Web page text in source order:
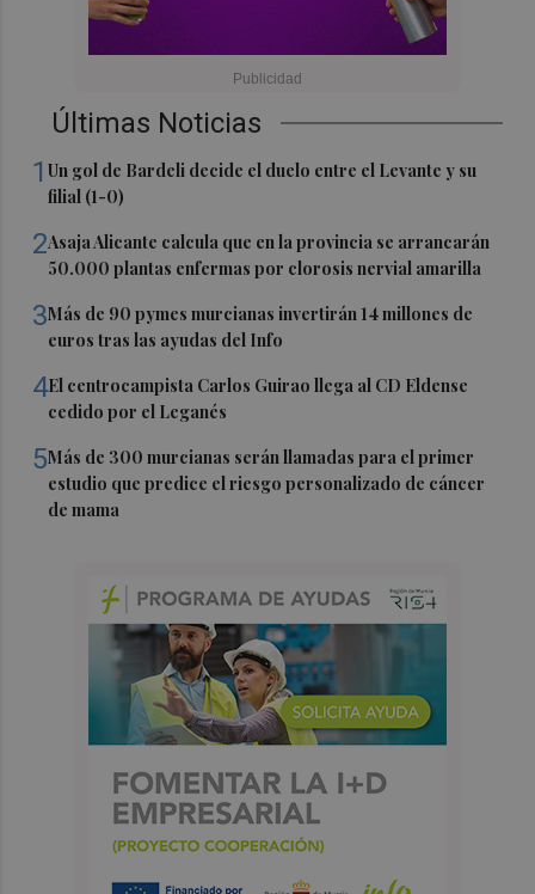
Últimas Noticias
1Un gol de Bardeli decide el duelo entre el Levante y su
filial (1-0)
2Asaja Alicante calcula que en la provincia se arrancarán
50.000 plantas enfermas por clorosis nervial amarilla
3Más de 90 pymes murcianas invertirán 14 millones de
euros tras las ayudas del Info
4El centrocampista Carlos Guirao llega al CD Eldense
cedido por el Leganés
5Más de 300 murcianas serán llamadas para el primer
estudio que predice el riesgo personalizado de cáncer
de mama